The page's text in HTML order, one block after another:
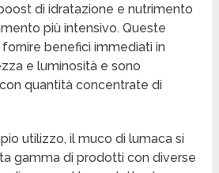
di idratazione e nutrimento
più intensivo. Queste
benefici immediati in
e luminosità e sono
quantità concentrate di
utilizzo, il muco di lumaca si
gamma di prodotti con diverse